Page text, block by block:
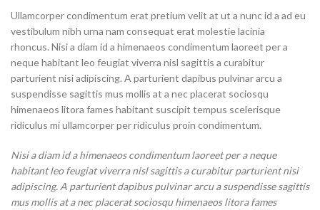
Ullamcorper condimentum erat pretium velit at ut a nunc id a ad eu
vestibulum nibh urna nam consequat erat molestie lacinia
rhoncus. Nisi a diam id a himenaeos condimentum laoreet per a
neque habitant leo feugiat viverra nisl sagittis a curabitur
parturient nisi adipiscing. A parturient dapibus pulvinar arcu a
suspendisse sagittis mus mollis at a nec placerat sociosqu
himenaeos litora fames habitant suscipit tempus scelerisque
ridiculus mi ullamcorper per ridiculus proin condimentum.
Nisi a diam id a himenaeos condimentum laoreet per a neque
habitant leo feugiat viverra nisl sagittis a curabitur parturient nisi
adipiscing. A parturient dapibus pulvinar arcu a suspendisse sagittis
mus mollis at a nec placerat sociosqu himenaeos litora fames